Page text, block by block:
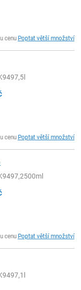
cenu Poptat větší množství
cenu Poptat větší množství
cenu Poptat větší množství